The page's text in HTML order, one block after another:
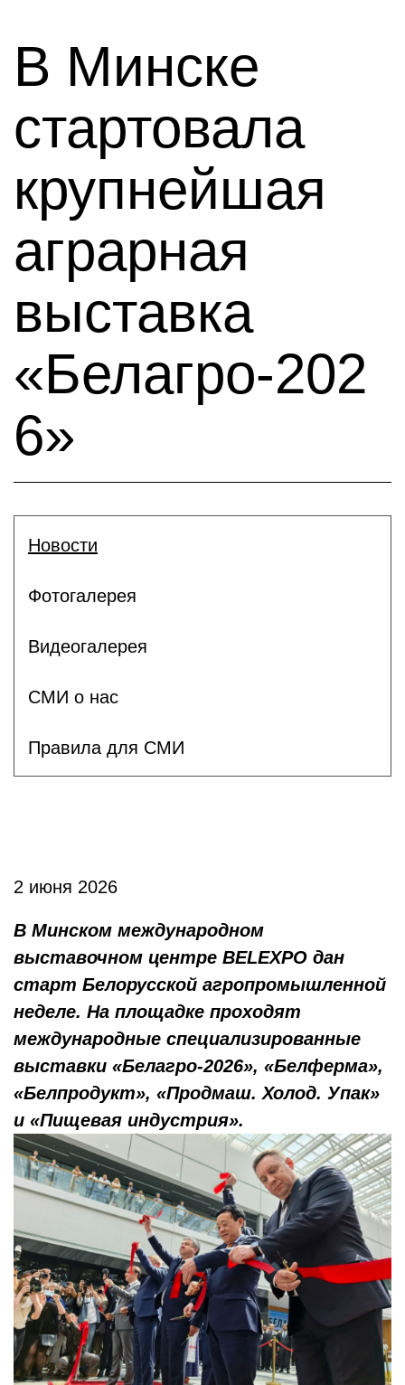
В Минске
стартовала
крупнейшая
аграрная
выставка
«Белагро-202
6»
Новости
Фотогалерея
Видеогалерея
СМИ о нас
Правила для СМИ
2 июня 2026
В Минском международном
выставочном центре BELEXPO дан
старт Белорусской агропромышленной
неделе. На площадке проходят
международные специализированные
выставки «Белагро-2026», «Белферма»,
«Белпродукт», «Продмаш. Холод. Упак»
и «Пищевая индустрия».